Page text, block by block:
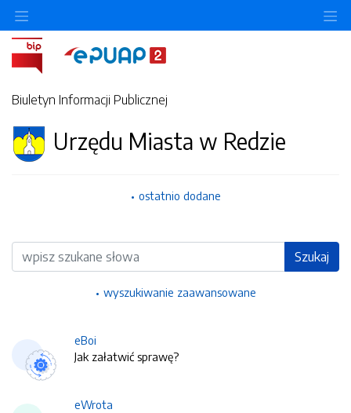
Biuletyn Informacji Publicznej
Urzędu Miasta w Redzie
ostatnio dodane
Wyszukiwarka Szukaj
wyszukiwanie zaawansowane
eBoi
Jak załatwić sprawę?
eWrota